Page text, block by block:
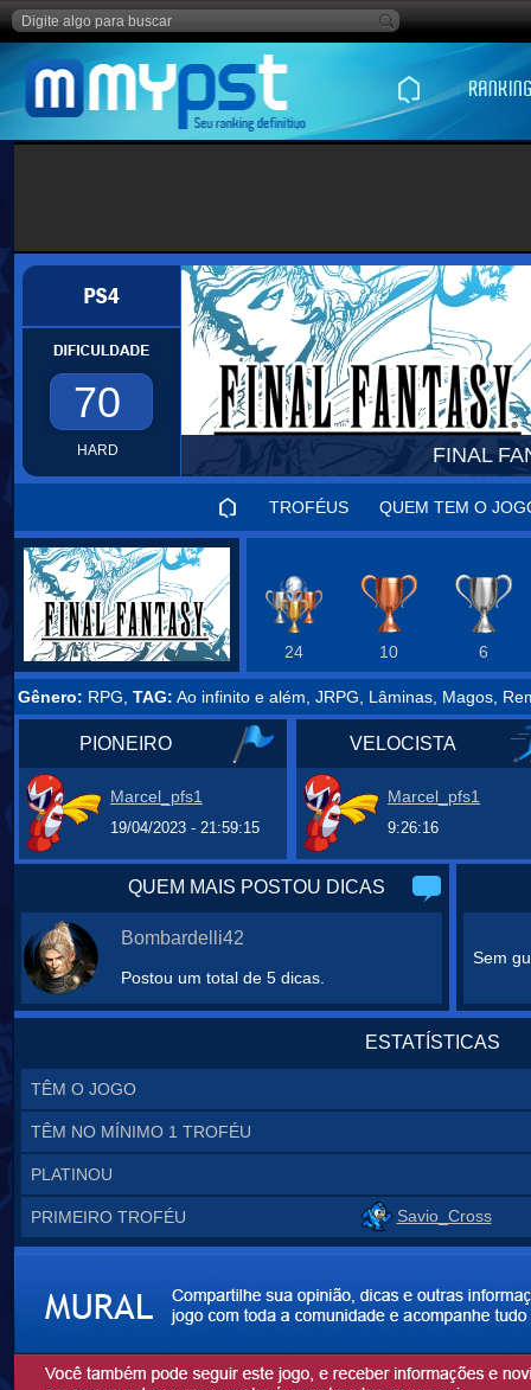
70
HARD FINAL
TROFÉUS QUEM TEM O
24 10 6
Gênero: RPG, TAG: Ao infinito e além, JRPG, Lâminas, Magos,
PIONEIRO
Marcel_pfs1
19/04/2023 - 21:59:15
VELOCISTA
Marcel_pfs1
9:26:16
QUEM MAIS POSTOU DICAS
Bombardelli42
Postou um total de 5 dicas.
Sem
ESTATÍSTICAS
TÊM O JOGO
TÊM NO MÍNIMO 1 TROFÉU
PLATINOU
PRIMEIRO TROFÉU Savio_Cross